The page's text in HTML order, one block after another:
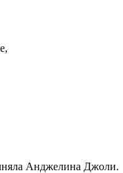
Анджелина Джоли.